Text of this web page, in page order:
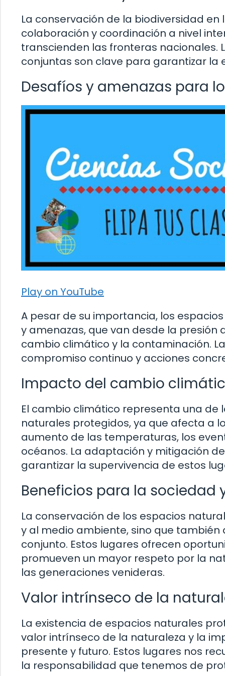
La conservación de la biodiversidad
colaboración y coordinación a nivel
transcienden las fronteras nacionales.
conjuntas son clave para garantizar la
Desafíos y amenazas para
Play on YouTube
A pesar de su importancia, los
y amenazas, que van desde la
cambio climático y la contaminación.
compromiso continuo y acciones
Impacto del cambio
El cambio climático representa una
naturales protegidos, ya que afecta a
aumento de las temperaturas, los
océanos. La adaptación y mitigación
garantizar la supervivencia de estos
Beneficios para la sociedad
La conservación de los espacios
y al medio ambiente, sino que
conjunto. Estos lugares ofrecen
promueven un mayor respeto por la
las generaciones venideras.
Valor intrínseco de la
La existencia de espacios naturales
valor intrínseco de la naturaleza y la
presente y futuro. Estos lugares nos
la responsabilidad que tenemos de